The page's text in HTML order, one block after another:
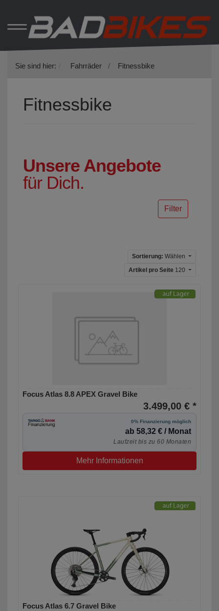
Sie sind hier: Fahrräder Fitnessbike
Fitnessbike
Unsere Angebote
für Dich.
Filter
Sortierung: Wählen
Artikel pro Seite 120
Focus Atlas 8.8 APEX Gravel Bike
3.499,00 € *
0% Finanzierung möglich
ab 58,32 € / Monat
Laufzeit bis zu 60 Monaten
Mehr Informationen
Focus Atlas 6.7 Gravel Bike